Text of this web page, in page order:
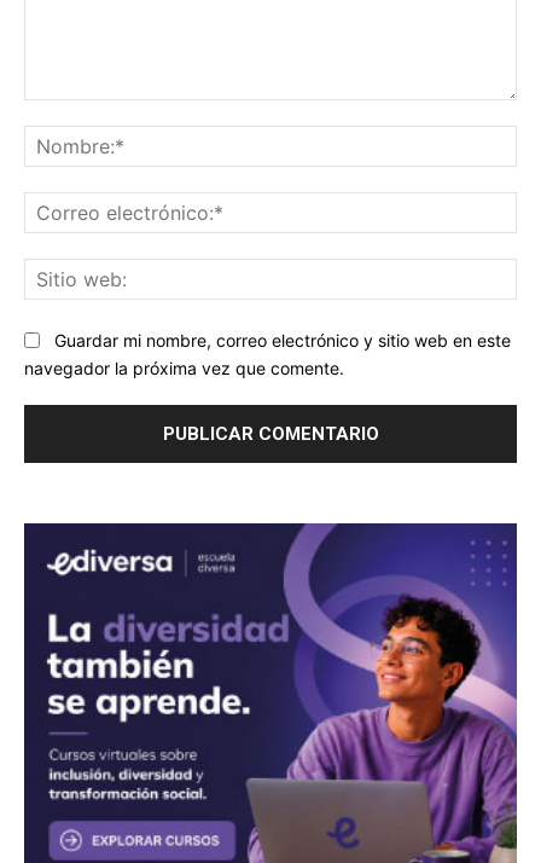
Guardar mi nombre, correo electrónico y sitio web en este
navegador la próxima vez que comente.